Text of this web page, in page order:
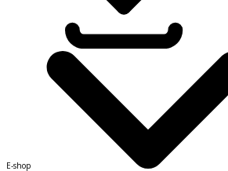
E-shop